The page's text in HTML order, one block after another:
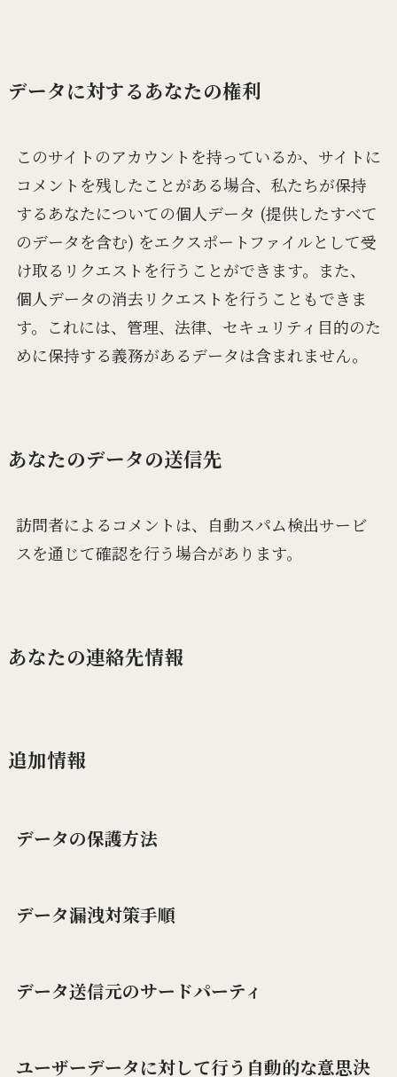
データに対するあなたの権利
このサイトのアカウントを持っているか、サイトに
コメントを残したことがある場合、私たちが保持
するあなたについての個人データ (提供したすべて
のデータを含む) をエクスポートファイルとして受
け取るリクエストを行うことができます。また、
個人データの消去リクエストを行うこともできま
す。これには、管理、法律、セキュリティ目的のた
めに保持する義務があるデータは含まれません。
あなたのデータの送信先
訪問者によるコメントは、自動スパム検出サービ
スを通じて確認を行う場合があります。
あなたの連絡先情報
追加情報
データの保護方法
データ漏洩対策手順
データ送信元のサードパーティ
ユーザーデータに対して行う自動的な意思決